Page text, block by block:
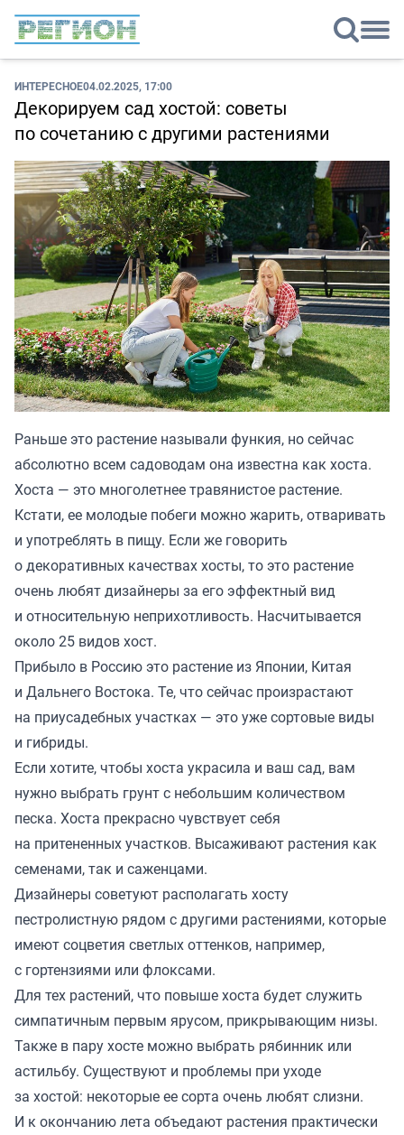
ИНТЕРЕСНОЕ04.02.2025, 17:00
Декорируем сад хостой: советы
по сочетанию с другими растениями
Раньше это растение называли функия, но сейчас
абсолютно всем садоводам она известна как хоста.
Хоста — это многолетнее травянистое растение.
Кстати, ее молодые побеги можно жарить, отваривать
и употреблять в пищу. Если же говорить
о декоративных качествах хосты, то это растение
очень любят дизайнеры за его эффектный вид
и относительную неприхотливость. Насчитывается
около 25 видов хост.
Прибыло в Россию это растение из Японии, Китая
и Дальнего Востока. Те, что сейчас произрастают
на приусадебных участках — это уже сортовые виды
и гибриды.
Если хотите, чтобы хоста украсила и ваш сад, вам
нужно выбрать грунт с небольшим количеством
песка. Хоста прекрасно чувствует себя
на притененных участков. Высаживают растения как
семенами, так и саженцами.
Дизайнеры советуют располагать хосту
пестролистную рядом с другими растениями, которые
имеют соцветия светлых оттенков, например,
с гортензиями или флоксами.
Для тех растений, что повыше хоста будет служить
симпатичным первым ярусом, прикрывающим низы.
Также в пару хосте можно выбрать рябинник или
астильбу. Существуют и проблемы при уходе
за хостой: некоторые ее сорта очень любят слизни.
И к окончанию лета объедают растения практически